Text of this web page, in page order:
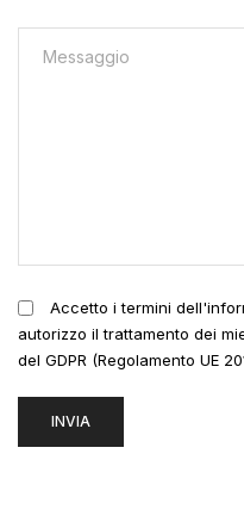
Accetto i termini
autorizzo il trattamento dei
del GDPR (Regolamento UE